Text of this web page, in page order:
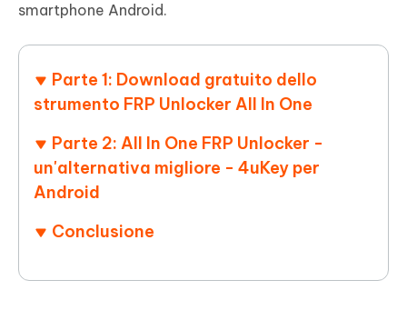
smartphone Android.
Parte 1: Download gratuito dello
strumento FRP Unlocker All In One
Parte 2: All In One FRP Unlocker -
un'alternativa migliore - 4uKey per
Android
Conclusione